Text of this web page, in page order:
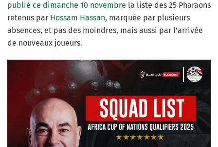
publié ce dimanche 10 novembre la liste des 25 Pharaons
retenus par Hossam Hassan, marquée par plusieurs
absences, et pas des moindres, mais aussi par l’arrivée
de nouveaux joueurs.